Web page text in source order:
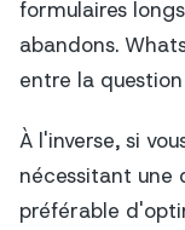
formulaires
abandons.
entre la
À l'inverse, si
nécessitant une
préférable